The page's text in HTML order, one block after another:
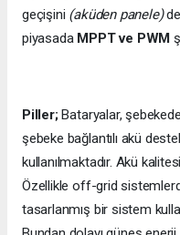
geçişini (aküden panele)
piyasada MPPT ve PWM
Piller;Bataryalar,
şebeke bağlantılı akü
kullanılmaktadır. Akü
Özellikle off-grid
tasarlanmış bir sistem